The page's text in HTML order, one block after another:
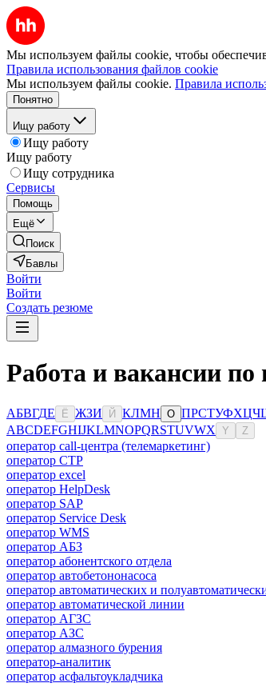
Мы используем файлы cookie, чтобы
Правила использования файлов cookie
Мы используем файлы cookie. Правила
Понятно
Ищу работу
Ищу работу
Ищу работу
Ищу сотрудника
Сервисы
Помощь
Ещё
Поиск
Бавлы
Войти
Войти
Создать резюме
Работа и вакансии
АБВГДЕ Ё ЖЗИ Й КЛМН О ПРСТУФХЦЧ
ABCDEFGHIJKLMNOPQRSTUVWX Y Z
оператор call-центра (телемаркетинг)
оператор CTP
оператор excel
оператор HelpDesk
оператор SAP
оператор Service Desk
оператор WMS
оператор АБЗ
оператор абонентского отдела
оператор автобетононасоса
оператор автоматических и
оператор автоматической линии
оператор АГЗС
оператор АЗС
оператор алмазного бурения
оператор-аналитик
оператор асфальтоукладчика